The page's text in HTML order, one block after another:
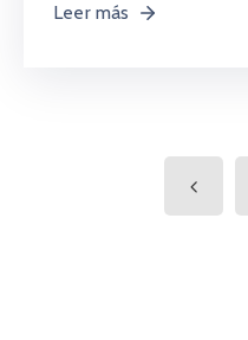
Leer más